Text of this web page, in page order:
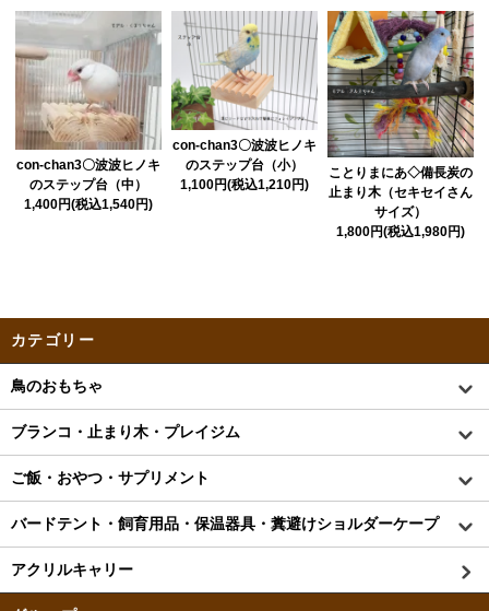
con-chan3〇波波ヒノキ
のステップ台（中）
1,400円(税込1,540円)
con-chan3〇波波ヒノキ
のステップ台（小）
1,100円(税込1,210円)
ことりまにあ◇備長炭の
止まり木（セキセイさん
サイズ）
1,800円(税込1,980円)
カテゴリー
鳥のおもちゃ
ブランコ・止まり木・プレイジム
ご飯・おやつ・サプリメント
バードテント・飼育用品・保温器具・糞避けショルダーケープ
アクリルキャリー